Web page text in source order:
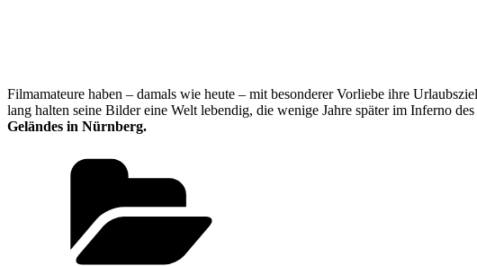
Filmamateure haben – damals wie heute – mit besonderer Vorliebe ihre
lang halten seine Bilder eine Welt lebendig, die wenige Jahre später im Inferno
Geländes in Nürnberg.